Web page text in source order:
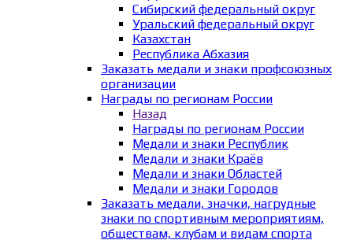
Сибирский федеральный округ
Уральский федеральный округ
Казахстан
Республика Абхазия
Заказать медали и знаки профсоюзных
организации
Награды по регионам России
Назад
Награды по регионам России
Медали и знаки Республик
Медали и знаки Краёв
Медали и знаки Областей
Медали и знаки Городов
Заказать медали, значки, нагрудные
знаки по спортивным мероприятиям,
обществам, клубам и видам спорта